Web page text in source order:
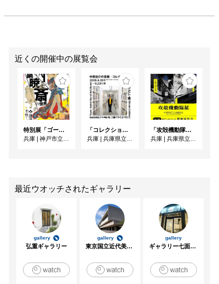
近くの開催中の展覧会
特別展「ゴールドマン コレクション 河鍋暁斎の世界」
兵庫 | 神戸市立博物館
「コレクション展Ⅰ 中原佑介の言葉－コレクションを見るあたらしい眼」
兵庫 | 兵庫県立美術館
「攻殻機動隊展Ghost and the Shell」関西巡回展
兵庫 | 兵庫県立美術館
最近ウオッチされたギャラリー
gallery
弘重ギャラリー
gallery
東京国立近代美術館
gallery
ギャラリー七面坂途中